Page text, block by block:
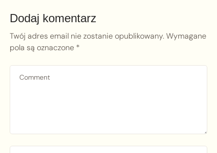
Dodaj komentarz
Twój adres email nie zostanie opublikowany.Wymagane
pola są oznaczone *